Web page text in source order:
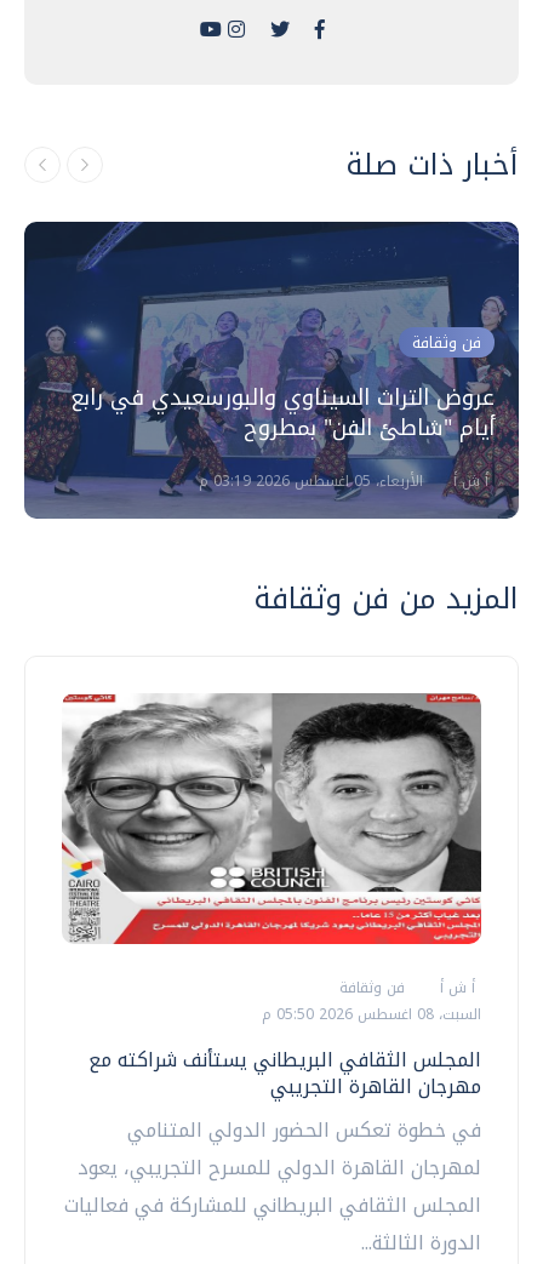
أخبار ذات صلة
فن وثقافة
عروض التراث السيناوي والبورسعيدي في رابع
أيام "شاطئ الفن" بمطروح
أ ش أ الأربعاء، 05 اغسطس 2026 03:19 م
المزيد من فن وثقافة
أ ش أ
فن وثقافة
السبت، 08 اغسطس 2026 05:50 م
المجلس الثقافي البريطاني يستأنف شراكته مع
مهرجان القاهرة التجريبي
في خطوة تعكس الحضور الدولي المتنامي
لمهرجان القاهرة الدولي للمسرح التجريبي، يعود
المجلس الثقافي البريطاني للمشاركة في فعاليات
الدورة الثالثة...